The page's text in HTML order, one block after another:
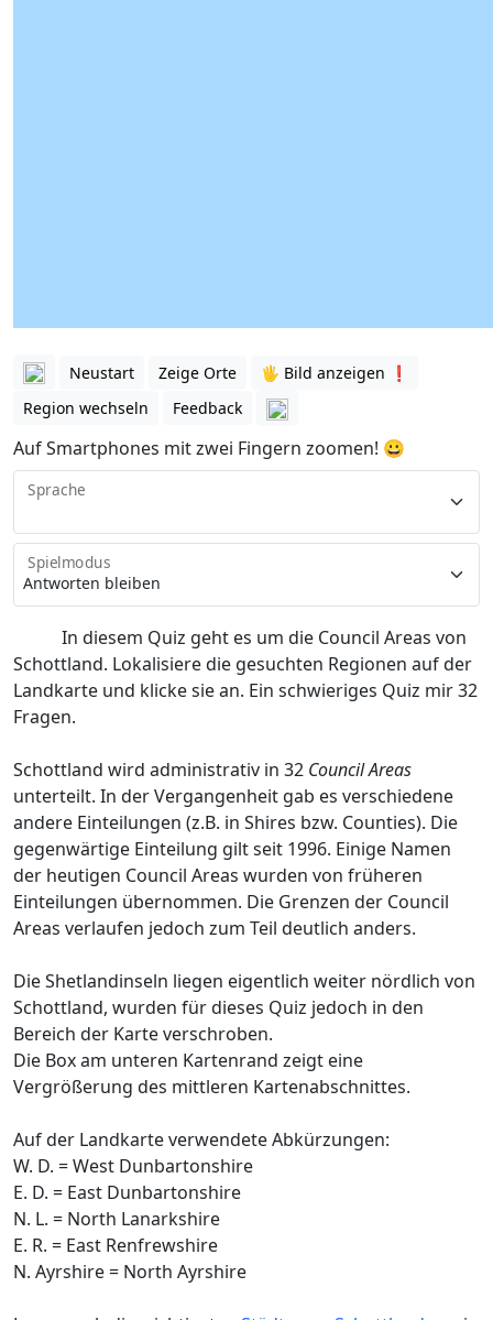
Neustart Zeige Orte
🖐️ Bild anzeigen ❗️
Region wechseln
Feedback
Auf Smartphones mit zwei Fingern zoomen! 😀
Sprache
Spielmodus
In diesem Quiz geht es um die Council Areas von
Schottland. Lokalisiere die gesuchten Regionen auf der
Landkarte und klicke sie an. Ein schwieriges Quiz mir 32
Fragen.
Schottland wird administrativ in 32 Council Areas
unterteilt. In der Vergangenheit gab es verschiedene
andere Einteilungen (z.B. in Shires bzw. Counties). Die
gegenwärtige Einteilung gilt seit 1996. Einige Namen
der heutigen Council Areas wurden von früheren
Einteilungen übernommen. Die Grenzen der Council
Areas verlaufen jedoch zum Teil deutlich anders.
Die Shetlandinseln liegen eigentlich weiter nördlich von
Schottland, wurden für dieses Quiz jedoch in den
Bereich der Karte verschroben.
Die Box am unteren Kartenrand zeigt eine
Vergrößerung des mittleren Kartenabschnittes.
Auf der Landkarte verwendete Abkürzungen:
W. D. = West Dunbartonshire
E. D. = East Dunbartonshire
N. L. = North Lanarkshire
E. R. = East Renfrewshire
N. Ayrshire = North Ayrshire